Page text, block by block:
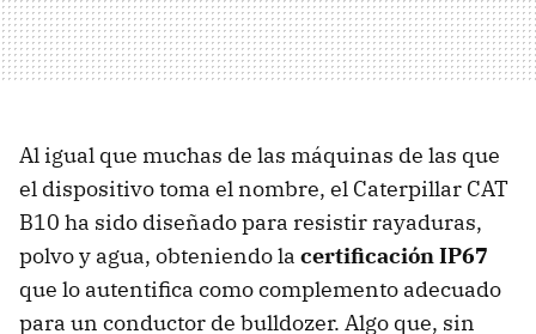
Al igual que muchas de las máquinas de las que
el dispositivo toma el nombre, el Caterpillar CAT
B10 ha sido diseñado para resistir rayaduras,
polvo y agua, obteniendo la certificación IP67
que lo autentifica como complemento adecuado
para un conductor de bulldozer. Algo que, sin